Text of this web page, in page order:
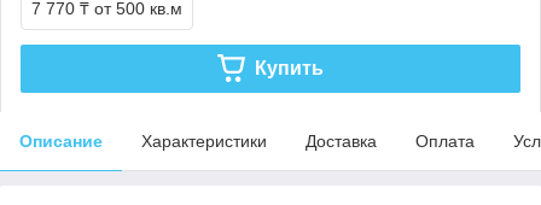
7 770 ₸ от 500 кв.м
Купить
Описание Характеристики Доставка Оплата